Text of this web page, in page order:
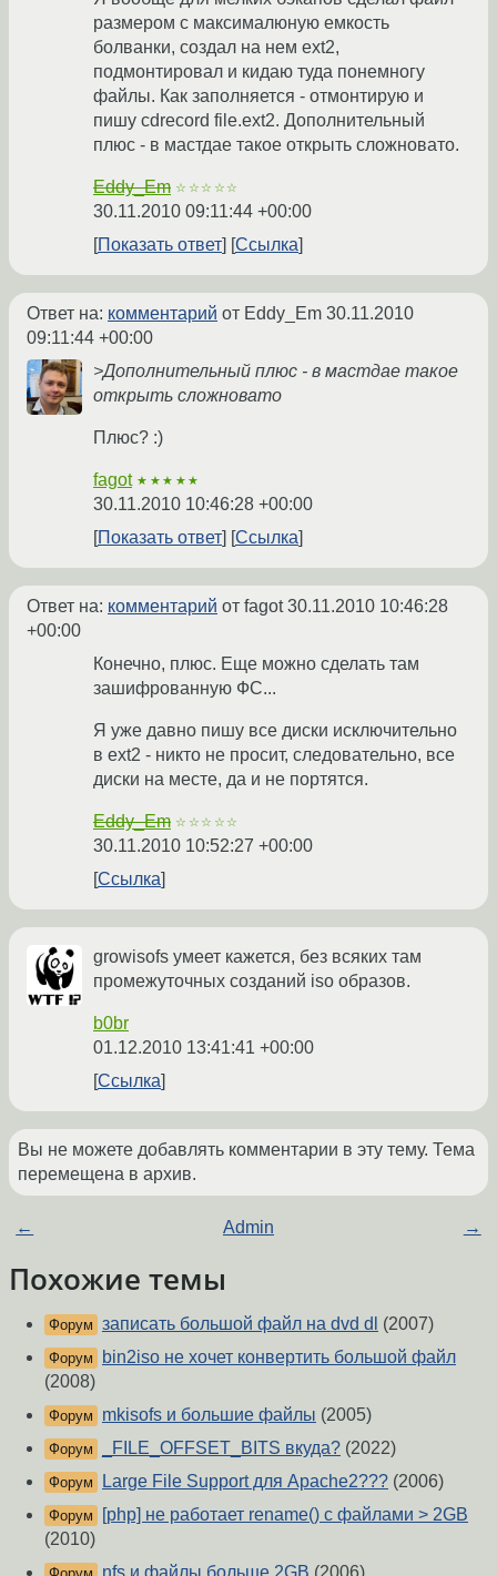
размером с максималюную емкость
болванки, создал на нем ext2,
подмонтировал и кидаю туда понемногу
файлы. Как заполняется - отмонтирую и
пишу cdrecord file.ext2. Дополнительный
плюс - в мастдае такое открыть сложновато.
Eddy_Em ☆☆☆☆☆
30.11.2010 09:11:44 +00:00
Показать ответ
Ссылка
Ответ на: комментарий от Eddy_Em 30.11.2010
09:11:44 +00:00
>Дополнительный плюс - в мастдае такое
открыть сложновато
Плюс? :)
fagot ★★★★★
30.11.2010 10:46:28 +00:00
Показать ответ
Ссылка
Ответ на: комментарий от fagot30.11.2010 10:46:28
+00:00
Конечно, плюс. Еще можно сделать там
зашифрованную ФС...
Я уже давно пишу все диски исключительно
в ext2 - никто не просит, следовательно, все
диски на месте, да и не портятся.
Eddy_Em ☆☆☆☆☆
30.11.2010 10:52:27 +00:00
Ссылка
growisofs умеет кажется, без всяких там
промежуточных созданий iso образов.
b0br
01.12.2010 13:41:41 +00:00
Ссылка
Вы не можете добавлять комментарии в эту тему. Тема
перемещена в архив.
← Admin →
Похожие темы
Форум записать большой файл на dvd dl (2007)
Форум
bin2iso не хочет конвертить большой файл
(2008)
Форум mkisofs и большие файлы (2005)
Форум _FILE_OFFSET_BITS вкуда? (2022)
Форум Large File Support для Apache2??? (2006)
Форум
[php] не работает rename() с файлами > 2GB
(2010)
nfs и файлы больше 2GB (2006)